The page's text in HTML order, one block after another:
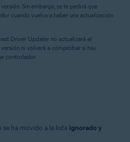
Sin embargo, se te pedirá que
cuando vuelva a haber una actualización
Driver Updater no actualizará el
ni volverá a comprobar si hay
controlador.
ha movido a la lista Ignorado y